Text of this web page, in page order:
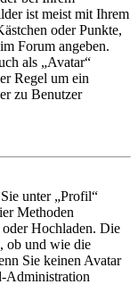
ist meist mit Ihrem
oder Punkte,
Forum angeben.
als „Avatar“
Regel um ein
zu Benutzer
unter „Profil“
Methoden
Hochladen. Die
ob und wie die
Sie keinen Avatar
Administration